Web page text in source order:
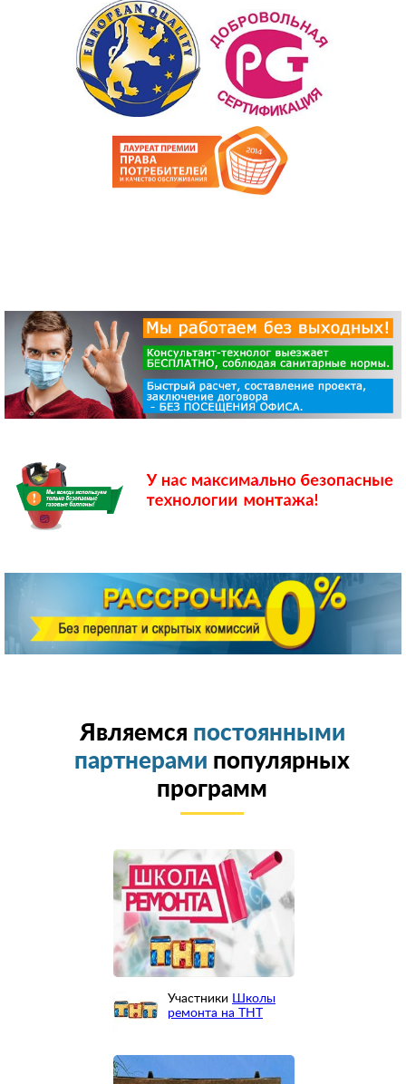
Являемся постоянными
партнерами популярных
программ
Участники
Школы
ремонта на ТНТ